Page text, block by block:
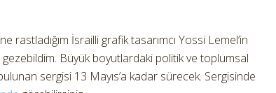
İsrailli grafik tasarımcı Yossi Lemel’in
Büyük boyutlardaki politik ve toplumsal
sergisi 13 Mayıs’a kadar sürecek. Sergisinde